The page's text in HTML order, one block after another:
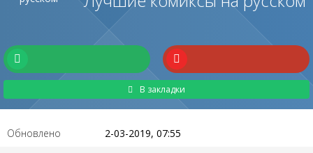
В закладки
Обновлено 2-03-2019, 07:55